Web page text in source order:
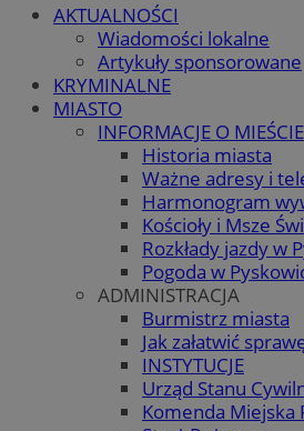
AKTUALNOŚCI
Wiadomości lokalne
Artykuły sponsorowane
KRYMINALNE
MIASTO
INFORMACJE O MIEŚCIE
Historia miasta
Ważne adresy i
Harmonogram
Kościoły i Msze
Rozkłady jazdy w
Pogoda w
ADMINISTRACJA
Burmistrz miasta
Jak załatwić
INSTYTUCJE
Urząd Stanu
Komenda Miejska